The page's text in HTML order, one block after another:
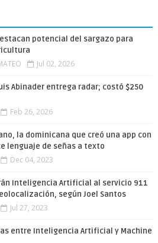
potencial del sargazo para
Jul 02, 2026
Abinader entrega radar; costó $250
Feb 26, 2026
la dominicana que creó una app con
lenguaje de señas a texto
Dec 04, 2023
Inteligencia Artificial al servicio 911
según Joel Santos
Jul 27, 2023
entre Inteligencia Artificial y Machine